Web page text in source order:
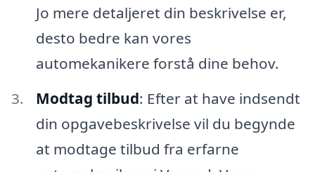
Jo mere detaljeret din beskrivelse er,
desto bedre kan vores
automekanikere forstå dine behov.
Modtag tilbud: Efter at have indsendt
din opgavebeskrivelse vil du begynde
at modtage tilbud fra erfarne